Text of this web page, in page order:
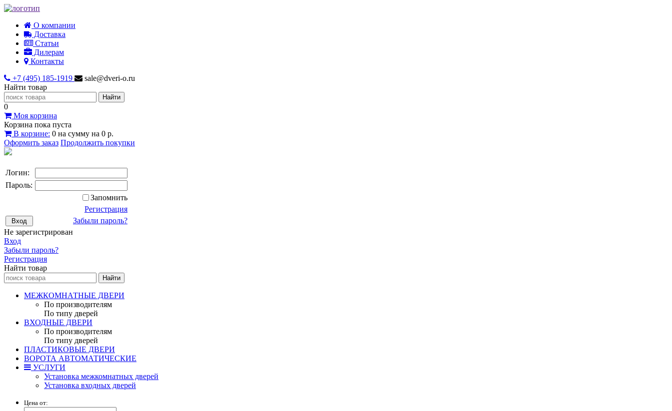
О компании
Доставка
Статьи
Дилерам
Контакты
+7 (495) 185-1919
sale@dveri-o.ru
Найти товар
0
Моя корзина
Корзина пока пуста
В корзине: 0 на сумму на 0 р.
Оформить заказ Продолжить покупки
Логин:
Пароль:
Запомнить
Регистрация
Забыли пароль?
Не зарегистрирован
Вход
Забыли пароль?
Регистрация
Найти товар
МЕЖКОМНАТНЫЕ ДВЕРИ
По производителям
По типу дверей
ВХОДНЫЕ ДВЕРИ
По производителям
По типу дверей
ПЛАСТИКОВЫЕ ДВЕРИ
ВОРОТА АВТОМАТИЧЕСКИЕ
УСЛУГИ
Установка межкомнатных дверей
Установка входных дверей
Цена от: